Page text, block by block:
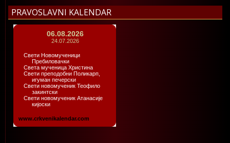
PRAVOSLAVNI KALENDAR